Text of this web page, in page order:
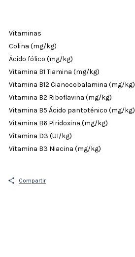
Vitaminas
Colina (mg/kg)
Ácido fólico (mg/kg)
Vitamina B1 Tiamina (mg/kg)
Vitamina B12 Cianocobalamina (mg/kg)
Vitamina B2 Riboflavina (mg/kg)
Vitamina B5 Ácido pantoténico (mg/kg)
Vitamina B6 Piridoxina (mg/kg)
Vitamina D3 (UI/kg)
Vitamina B3 Niacina (mg/kg)
Compartir